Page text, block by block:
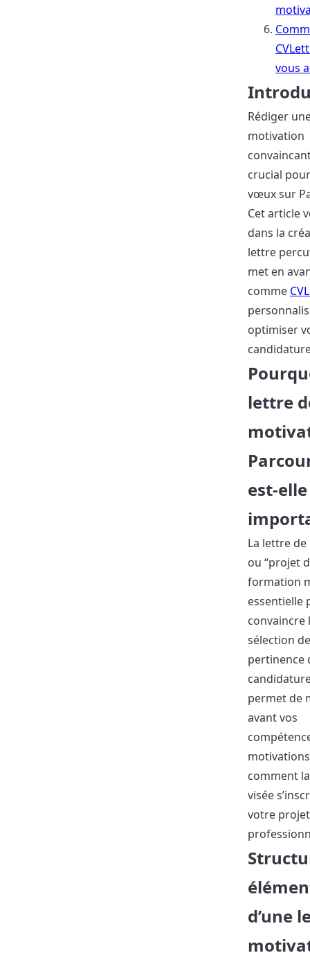
vous
Rédiger
motivation
crucial
vœux sur
Cet article
dans la
lettre
met en
comme
optimiser
lettre
est-elle
La lettre
ou “projet
formation
essentielle
convaincre
sélection
pertinence
permet de
avant vos
comment
visée
votre projet
d’une